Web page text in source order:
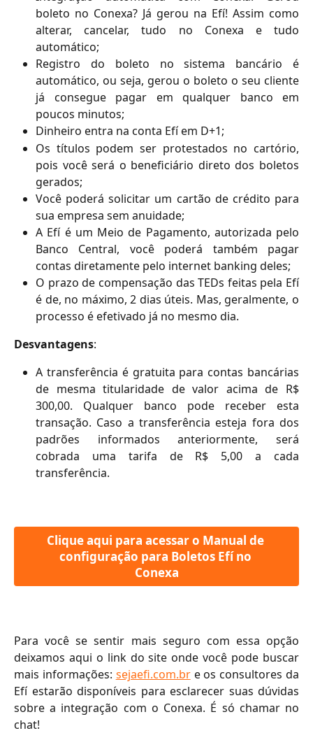
boleto no Conexa? Já gerou na Efí! Assim como
alterar, cancelar, tudo no Conexa e tudo
automático;
Registro do boleto no sistema bancário é
automático, ou seja, gerou o boleto o seu cliente
já consegue pagar em qualquer banco em
poucos minutos;
Dinheiro entra na conta Efí em D+1;
Os títulos podem ser protestados no cartório,
pois você será o beneficiário direto dos boletos
gerados;
Você poderá solicitar um cartão de crédito para
sua empresa sem anuidade;
A Efí é um Meio de Pagamento, autorizada pelo
Banco Central, você poderá também pagar
contas diretamente pelo internet banking deles;
O prazo de compensação das TEDs feitas pela Efí
é de, no máximo, 2 dias úteis. Mas, geralmente, o
processo é efetivado já no mesmo dia.
Desvantagens:
A transferência é gratuita para contas bancárias
de mesma titularidade de valor acima de R$
300,00. Qualquer banco pode receber esta
transação. Caso a transferência esteja fora dos
padrões informados anteriormente, será
cobrada uma tarifa de R$ 5,00 a cada
transferência.
Clique aqui para acessar o Manual de
configuração para Boletos Efí no
Conexa
Para você se sentir mais seguro com essa opção
deixamos aqui o link do site onde você pode buscar
mais informações: sejaefi.com.bre os consultores da
Efí estarão disponíveis para esclarecer suas dúvidas
sobre a integração com o Conexa. É só chamar no
chat!